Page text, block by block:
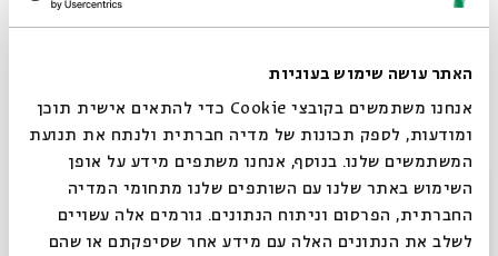
האתר עושה שימוש בעוגיות
אנחנו משתמשים בקובצי Cookie כדי להתאים אישית תוכן
ומודעות, לספק תכונות של מדיה חברתית ולנתח את תנועת
המשתמשים שלנו. בנוסף, אנחנו משתפים מידע על אופן
השימוש באתר שלנו עם השותפים שלנו מתחומי המדיה
החברתית, הפרסום וניתוח הנתונים. גורמים אלה עשויים
לשלב את הנתונים האלה עם מידע אחר שסיפקתם או שהם
בימוי: ברכי ליפשיץ | כתיבה: שרית זוסמן ויאיר ליפשיץ
(שבט) | מוזיקה ופזמונים: נדב ויקינסקי | עיצוב חלל
ותלבושות: יערה צדוק | עיצוב תאורה: זקי קוואסמי
| משחק: גלית צברי, ערן קראוס | שותפה לרעיון ולפיתוח:
רוני ברודצקי
סגור